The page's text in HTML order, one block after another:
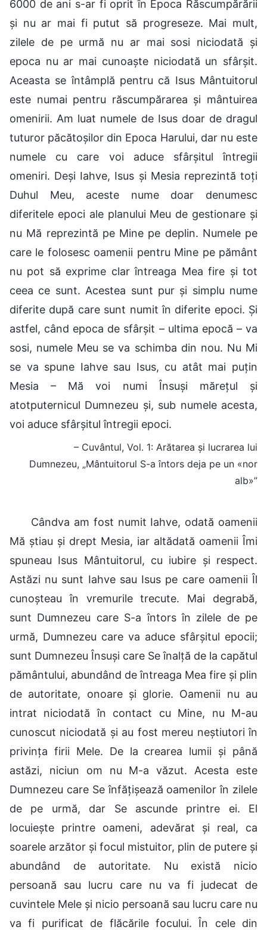
6000 de ani s-ar fi oprit în Epoca Răscumpărării
și nu ar mai fi putut să progreseze. Mai mult,
zilele de pe urmă nu ar mai sosi niciodată și
epoca nu ar mai cunoaște niciodată un sfârșit.
Aceasta se întâmplă pentru că Isus Mântuitorul
este numai pentru răscumpărarea și mântuirea
omenirii. Am luat numele de Isus doar de dragul
tuturor păcătoșilor din Epoca Harului, dar nu este
numele cu care voi aduce sfârșitul întregii
omeniri. Deși Iahve, Isus și Mesia reprezintă toți
Duhul Meu, aceste nume doar denumesc
diferitele epoci ale planului Meu de gestionare și
nu Mă reprezintă pe Mine pe deplin. Numele pe
care le folosesc oamenii pentru Mine pe pământ
nu pot să exprime clar întreaga Mea fire și tot
ceea ce sunt. Acestea sunt pur și simplu nume
diferite după care sunt numit în diferite epoci. Și
astfel, când epoca de sfârșit – ultima epocă – va
sosi, numele Meu se va schimba din nou. Nu Mi
se va spune Iahve sau Isus, cu atât mai puțin
Mesia – Mă voi numi Însuși mărețul și
atotputernicul Dumnezeu și, sub numele acesta,
voi aduce sfârșitul întregii epoci.
– Cuvântul, Vol. 1: Arătarea și lucrarea lui
Dumnezeu, „Mântuitorul S-a întors deja pe un «nor
alb»”
Cândva am fost numit Iahve, odată oamenii
Mă știau și drept Mesia, iar altădată oamenii Îmi
spuneau Isus Mântuitorul, cu iubire și respect.
Astăzi nu sunt Iahve sau Isus pe care oamenii Îl
cunoșteau în vremurile trecute. Mai degrabă,
sunt Dumnezeu care S-a întors în zilele de pe
urmă, Dumnezeu care va aduce sfârșitul epocii;
sunt Dumnezeu Însuși care Se înalță de la capătul
pământului, abundând de întreaga Mea fire și plin
de autoritate, onoare și glorie. Oamenii nu au
intrat niciodată în contact cu Mine, nu M-au
cunoscut niciodată și au fost mereu neștiutori în
privința firii Mele. De la crearea lumii și până
astăzi, niciun om nu M-a văzut. Acesta este
Dumnezeu care Se înfățișează oamenilor în zilele
de pe urmă, dar Se ascunde printre ei. El
locuiește printre oameni, adevărat și real, ca
soarele arzător și focul mistuitor, plin de putere și
abundând de autoritate. Nu există nicio
persoană sau lucru care nu va fi judecat de
cuvintele Mele și nicio persoană sau lucru care nu
va fi purificat de flăcările focului. În cele din